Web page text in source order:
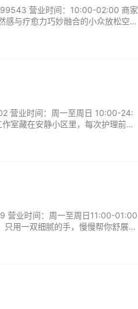
营业时间：10:00-02:00 商家
感与疗愈力巧妙融合的小众放松空
营业时间：周一至周日 10:00-24:
室藏在安静小区里，每次护理前会
营业时间：周一至周日11:00-01:00
用一双细腻的手，慢慢帮你舒展一